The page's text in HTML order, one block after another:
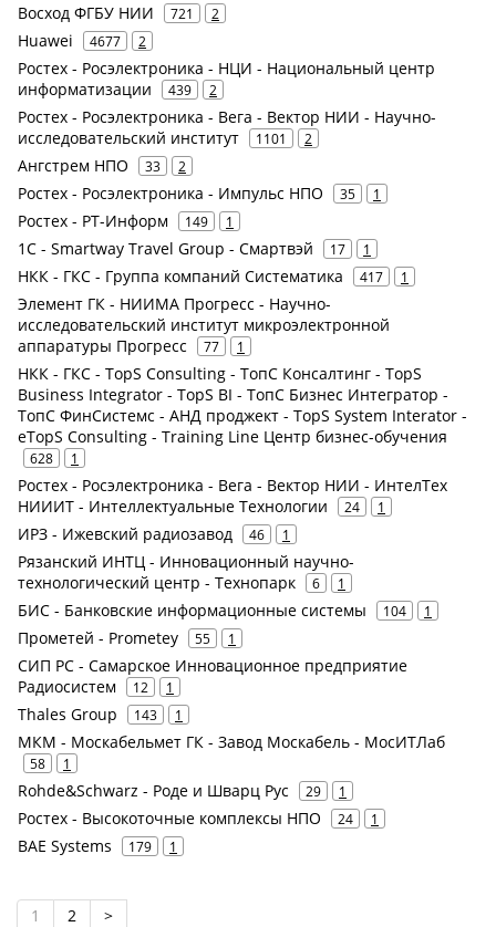
Восход ФГБУ НИИ 721 2
Huawei 4677 2
Ростех - Росэлектроника - НЦИ - Национальный центр
информатизации
439 2
Ростех - Росэлектроника - Вега - Вектор НИИ - Научно-
исследовательский институт
1101 2
Ангстрем НПО 33 2
Ростех - Росэлектроника - Импульс НПО 35 1
Ростех - РТ-Информ 149 1
1С - Smartway Travel Group - Смартвэй 17 1
НКК - ГКС - Группа компаний Систематика 417 1
Элемент ГК - НИИМА Прогресс - Научно-
исследовательский институт микроэлектронной
аппаратуры Прогресс
77 1
НКК - ГКС - TopS Consulting - ТопС Консалтинг - TopS
Business Integrator - TopS BI - ТопС Бизнес Интегратор -
ТопС ФинСистемс - АНД проджект - TopS System Interator -
eTopS Consulting - Training Line Центр бизнес-обучения
628 1
Ростех - Росэлектроника - Вега - Вектор НИИ - ИнтелТех
НИИИТ - Интеллектуальные Технологии
24 1
ИРЗ - Ижевский радиозавод 46 1
Рязанский ИНТЦ - Инновационный научно-
технологический центр - Технопарк
6 1
БИС - Банковские информационные системы 104 1
Прометей - Prometey 55 1
СИП РС - Самарское Инновационное предприятие
Радиосистем
12 1
Thales Group 143 1
МКМ - Москабельмет ГК - Завод Москабель - МосИТЛаб
58 1
Rohde&Schwarz - Роде и Шварц Рус 29 1
Ростех - Высокоточные комплексы НПО 24 1
BAE Systems 179 1
1 2 >